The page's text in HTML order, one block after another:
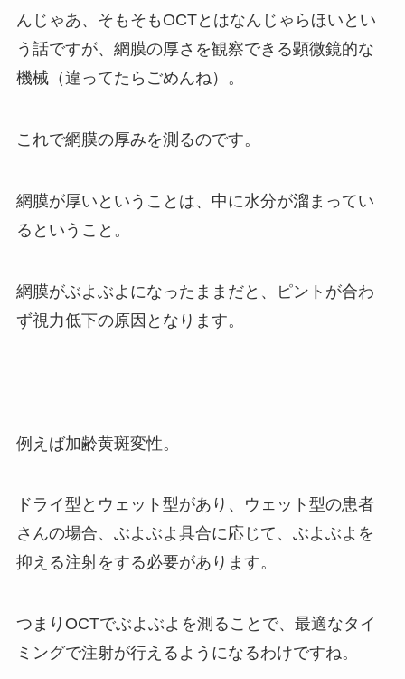
んじゃあ、そもそもOCTとはなんじゃらほいとい
う話ですが、網膜の厚さを観察できる顕微鏡的な
機械（違ってたらごめんね）。
これで網膜の厚みを測るのです。
網膜が厚いということは、中に水分が溜まってい
るということ。
網膜がぶよぶよになったままだと、ピントが合わ
ず視力低下の原因となります。
例えば加齢黄斑変性。
ドライ型とウェット型があり、ウェット型の患者
さんの場合、ぶよぶよ具合に応じて、ぶよぶよを
抑える注射をする必要があります。
つまりOCTでぶよぶよを測ることで、最適なタイ
ミングで注射が行えるようになるわけですね。